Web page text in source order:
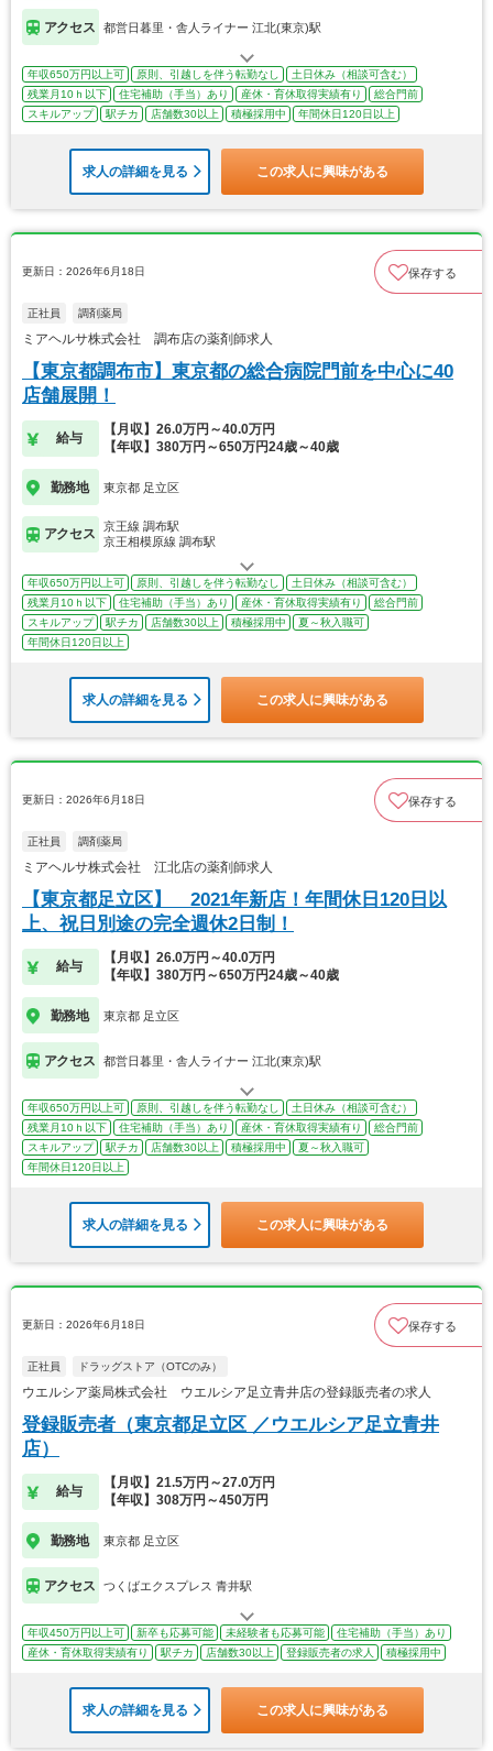
アクセス 都営日暮里・舎人ライナー 江北(東京)駅
年収650万円以上可 原則、引越しを伴う転勤なし
土日休み（相談可含む）
残業月10ｈ以下
住宅補助（手当）あり 産休・育休取得実績有り
総合門前
スキルアップ
駅チカ 店舗数30以上 積極採用中 年間休日120日以上
求人の詳細を見る この求人に興味がある
更新日：2026年6月18日 保存する
正社員 調剤薬局
ミアヘルサ株式会社 調布店の薬剤師求人
【東京都調布市】東京都の総合病院門前を中心に40
店舗展開！
給与
【月収】26.0万円～40.0万円
【年収】380万円～650万円24歳～40歳
勤務地 東京都 足立区
アクセス
京王線 調布駅
京王相模原線 調布駅
年収650万円以上可 原則、引越しを伴う転勤なし
土日休み（相談可含む）
残業月10ｈ以下
住宅補助（手当）あり 産休・育休取得実績有り
総合門前
スキルアップ
駅チカ 店舗数30以上 積極採用中
夏～秋入職可
年間休日120日以上
求人の詳細を見る この求人に興味がある
更新日：2026年6月18日 保存する
正社員 調剤薬局
ミアヘルサ株式会社 江北店の薬剤師求人
【東京都足立区】 2021年新店！年間休日120日以
上、祝日別途の完全週休2日制！
給与
【月収】26.0万円～40.0万円
【年収】380万円～650万円24歳～40歳
勤務地 東京都 足立区
アクセス 都営日暮里・舎人ライナー 江北(東京)駅
年収650万円以上可 原則、引越しを伴う転勤なし
土日休み（相談可含む）
残業月10ｈ以下
住宅補助（手当）あり 産休・育休取得実績有り
総合門前
スキルアップ
駅チカ 店舗数30以上 積極採用中
夏～秋入職可
年間休日120日以上
求人の詳細を見る この求人に興味がある
更新日：2026年6月18日 保存する
正社員 ドラッグストア（OTCのみ）
ウエルシア薬局株式会社 ウエルシア足立青井店の登録販売者の求人
登録販売者（東京都足立区 ／ウエルシア足立青井
店）
給与
【月収】21.5万円～27.0万円
【年収】308万円～450万円
勤務地 東京都 足立区
アクセス つくばエクスプレス 青井駅
年収450万円以上可 新卒も応募可能 未経験者も応募可能
住宅補助（手当）あり
産休・育休取得実績有り
駅チカ 店舗数30以上 登録販売者の求人 積極採用中
求人の詳細を見る この求人に興味がある